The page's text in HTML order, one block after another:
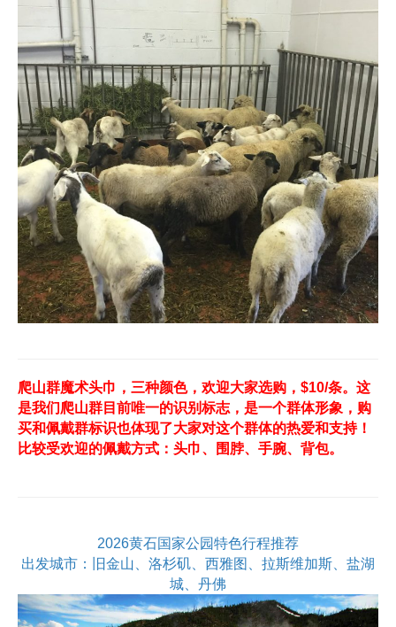
爬山群魔术头巾，三种颜色，欢迎大家选购，$10/条。这
是我们爬山群目前唯一的识别标志，是一个群体形象，购
买和佩戴群标识也体现了大家对这个群体的热爱和支持！
比较受欢迎的佩戴方式：头巾、围脖、手腕、背包。
2026黄石国家公园特色行程推荐
出发城市：旧金山、洛杉矶、西雅图、拉斯维加斯、盐湖
城、丹佛